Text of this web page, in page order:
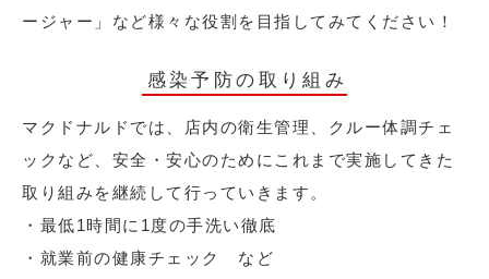
ージャー」など様々な役割を目指してみてください！
感染予防の取り組み
マクドナルドでは、店内の衛生管理、クルー体調チェ
ックなど、安全・安心のためにこれまで実施してきた
取り組みを継続して行っていきます。
・最低1時間に1度の手洗い徹底
・就業前の健康チェック など